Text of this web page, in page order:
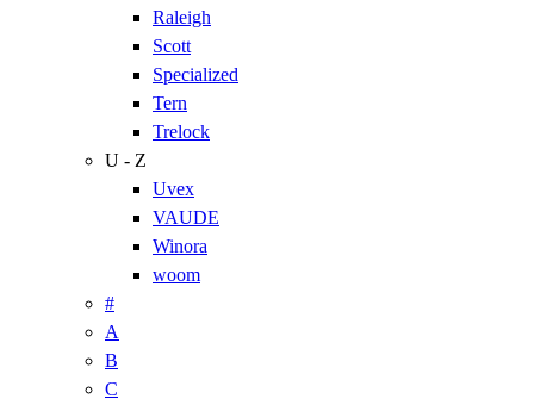
Raleigh
Scott
Specialized
Tern
Trelock
U - Z
Uvex
VAUDE
Winora
woom
#
A
B
C